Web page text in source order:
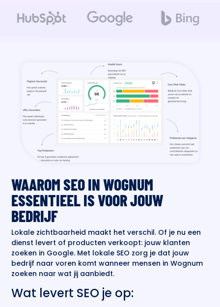
WAAROM SEO IN WOGNUM
ESSENTIEEL IS VOOR JOUW
BEDRIJF
Lokale zichtbaarheid maakt het verschil. Of je nu een
dienst levert of producten verkoopt: jouw klanten
zoeken in Google. Met lokale SEO zorg je dat jouw
bedrijf naar voren komt wanneer mensen in Wognum
zoeken naar wat jij aanbiedt.
Wat levert SEO je op: